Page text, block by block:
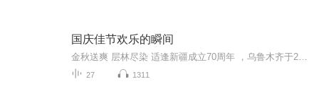
国庆佳节欢乐的瞬间
27 1311